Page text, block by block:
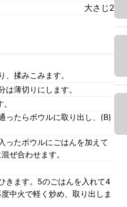
大さじ2
揉みこみます。
薄切りにします。
ったらボウルに取り出し、(B)
ったボウルにごはんを加えて
ぜ合わせます。
きます。5のごはんを入れて4
中火で軽く炒め、取り出しま